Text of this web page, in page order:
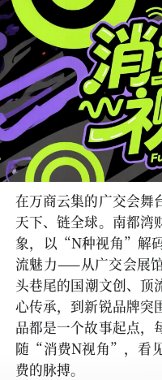
在万商云集的广交会
天下、链全球。南都湾
象，以“N种视角”解
流魅力——从广交会展
头巷尾的国潮文创、
心传承，到新锐品牌突
品都是一个故事起点，
随“消费N视角”，看
费的脉搏。